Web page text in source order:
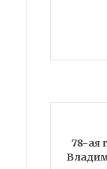
78-ая